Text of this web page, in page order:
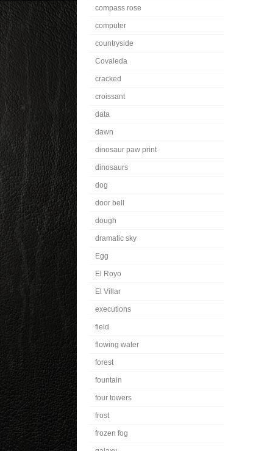
compass rose
computer
countryside
Covaleda
cracked
croissant
data
dawn
dinosaur paw print
dinosaurs
dog
door bell
dough
dramatic sky
Egg
El Royo
El Villar
executions
field
flowing water
forest
fountain
four towers
frost
frozen fog